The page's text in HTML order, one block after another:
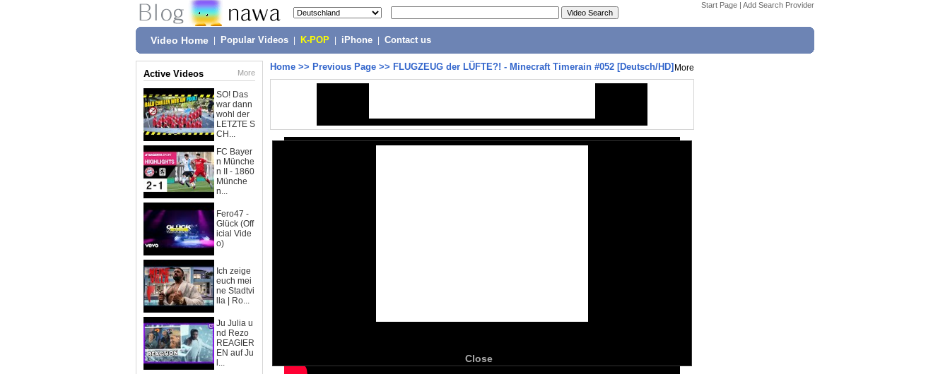
Start Page | Add Search Provider
Video Home Popular Videos K-POP iPhone Contact us
Active Videos More
SO! Das
war dann
wohl der
LETZTE S
CH...
FC Bayer
n Münche
n II - 1860
Münche
n...
Fero47 -
Glück (Off
icial Vide
o)
Ich zeige
euch mei
ne Stadtvi
lla | Ro...
Ju Julia u
nd Rezo
REAGIER
EN auf Ju
l...
Home >> Previous Page >> FLUGZEUG der LÜFTE?! - Minecraft Timerain #052 [Deutsch/HD] More
Close